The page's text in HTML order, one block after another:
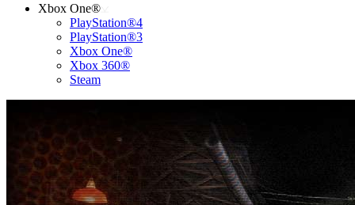
Xbox One®
PlayStation®4
PlayStation®3
Xbox One®
Xbox 360®
Steam